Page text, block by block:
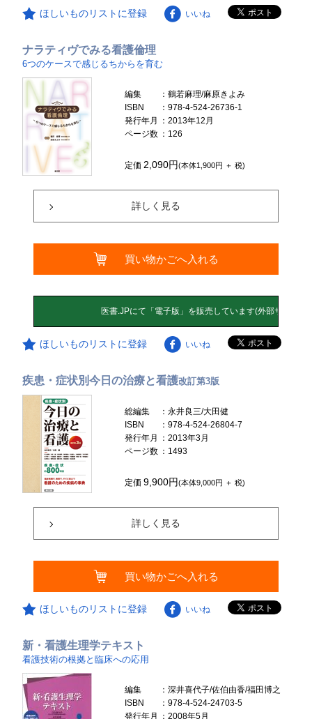
ほしいものリストに登録 いいね
ナラティヴでみる看護倫理
6つのケースで感じるちからを育む
編集
：鶴若麻理/麻原きよみ
ISBN
：978-4-524-26736-1
発行年月
：2013年12月
ページ数 ：126
定価2,090円(本体1,900円 ＋ 税)
詳しく見る
買い物かごへ入れる
ほしいものリストに登録 いいね
疾患・症状別今日の治療と看護改訂第3版
総編集
：永井良三/大田健
ISBN
：978-4-524-26804-7
発行年月
：2013年3月
ページ数 ：1493
定価9,900円(本体9,000円 ＋ 税)
詳しく見る
買い物かごへ入れる
ほしいものリストに登録 いいね
新・看護生理学テキスト
看護技術の根拠と臨床への応用
編集
：深井喜代子/佐伯由香/福田博之
ISBN
：978-4-524-24703-5
発行年月
：2008年5月